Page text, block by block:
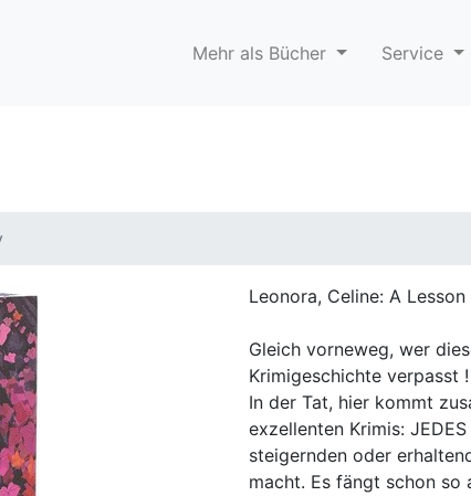
Mehr als Bücher Service
Leonora, Celine: A
Gleich vorneweg, wer
Krimigeschichte verpasst !
In der Tat, hier kommt
exzellenten Krimis:
steigernden oder
macht. Es fängt schon so